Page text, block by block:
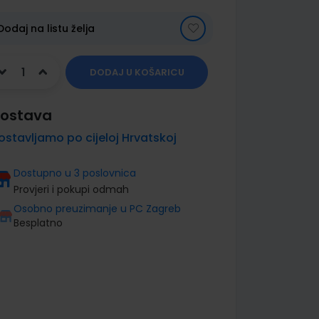
na listu želja
DODAJ U KOŠARICU
po cijeloj Hrvatskoj
Dostupno u 3 poslovnica
Provjeri i pokupi odmah
Osobno preuzimanje u PC Zagreb
Besplatno